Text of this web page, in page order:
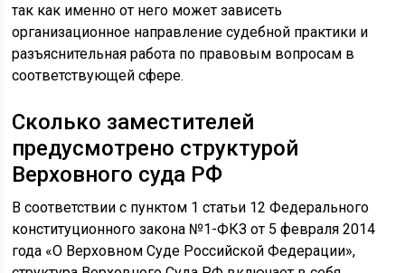
так как именно от него может зависеть
организационное направление судебной практики и
разъяснительная работа по правовым вопросам в
соответствующей сфере.
Сколько заместителей
предусмотрено структурой
Верховного суда РФ
В соответствии с пунктом 1 статьи 12 Федерального
конституционного закона №1-ФКЗ от 5 февраля 2014
года «О Верховном Суде Российской Федерации»,